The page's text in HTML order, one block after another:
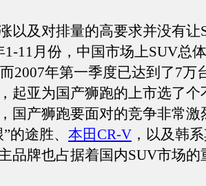
及对排量的高要求并没有让
1-11月份，中国市场上SUV总
2007年第一季度已达到了7万
起亚为国产狮跑的上市选了个
国产狮跑要面对的竞争非常激
的途胜、 本田CR-V ，以及韩
品牌也占据着国内SUV市场的